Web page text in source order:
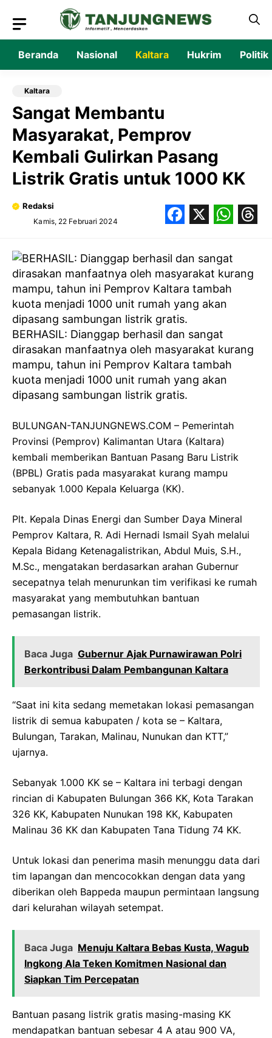
isi
Beranda Nasional Kaltara Hukrim Politik
Kaltara
Sangat Membantu
Masyarakat, Pemprov
Kembali Gulirkan Pasang
Listrik Gratis untuk 1000 KK
Redaksi
Kamis, 22 Februari 2024
BERHASIL: Dianggap berhasil dan sangat
dirasakan manfaatnya oleh masyarakat kurang
mampu, tahun ini Pemprov Kaltara tambah
kuota menjadi 1000 unit rumah yang akan
dipasang sambungan listrik gratis.
BULUNGAN-TANJUNGNEWS.COM – Pemerintah
Provinsi (Pemprov) Kalimantan Utara (Kaltara)
kembali memberikan Bantuan Pasang Baru Listrik
(BPBL) Gratis pada masyarakat kurang mampu
sebanyak 1.000 Kepala Keluarga (KK).
Plt. Kepala Dinas Energi dan Sumber Daya Mineral
Pemprov Kaltara, R. Adi Hernadi Ismail Syah melalui
Kepala Bidang Ketenagalistrikan, Abdul Muis, S.H.,
M.Sc., mengatakan berdasarkan arahan Gubernur
secepatnya telah menurunkan tim verifikasi ke rumah
masyarakat yang membutuhkan bantuan
pemasangan listrik.
Baca Juga Gubernur Ajak Purnawirawan Polri
Berkontribusi Dalam Pembangunan Kaltara
“Saat ini kita sedang memetakan lokasi pemasangan
listrik di semua kabupaten / kota se – Kaltara,
Bulungan, Tarakan, Malinau, Nunukan dan KTT,”
ujarnya.
Sebanyak 1.000 KK se – Kaltara ini terbagi dengan
rincian di Kabupaten Bulungan 366 KK, Kota Tarakan
326 KK, Kabupaten Nunukan 198 KK, Kabupaten
Malinau 36 KK dan Kabupaten Tana Tidung 74 KK.
Untuk lokasi dan penerima masih menunggu data dari
tim lapangan dan mencocokkan dengan data yang
diberikan oleh Bappeda maupun permintaan langsung
dari kelurahan wilayah setempat.
Baca Juga Menuju Kaltara Bebas Kusta, Wagub
Ingkong Ala Teken Komitmen Nasional dan
Siapkan Tim Percepatan
Bantuan pasang listrik gratis masing-masing KK
mendapatkan bantuan sebesar 4 A atau 900 VA,